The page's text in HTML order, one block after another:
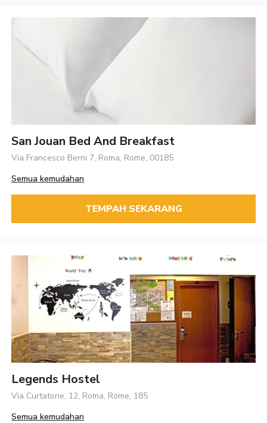
San Jouan Bed And Breakfast
Via Francesco Berni 7, Roma, Rome, 00185
Semua kemudahan
TEMPAH SEKARANG
Legends Hostel
Via Curtatone, 12, Roma, Rome, 185
Semua kemudahan